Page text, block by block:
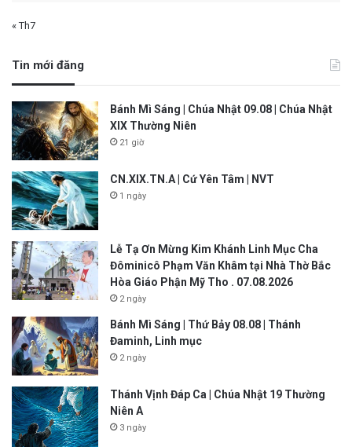
« Th7
Tin mới đăng
Bánh Mì Sáng | Chúa Nhật 09.08 | Chúa Nhật
XIX Thường Niên
21 giờ
CN.XIX.TN.A | Cứ Yên Tâm | NVT
1 ngày
Lễ Tạ Ơn Mừng Kim Khánh Linh Mục Cha
Đôminicô Phạm Văn Khâm tại Nhà Thờ Bắc
Hòa Giáo Phận Mỹ Tho . 07.08.2026
2 ngày
Bánh Mì Sáng | Thứ Bảy 08.08 | Thánh
Đaminh, Linh mục
2 ngày
Thánh Vịnh Đáp Ca | Chúa Nhật 19 Thường
Niên A
3 ngày